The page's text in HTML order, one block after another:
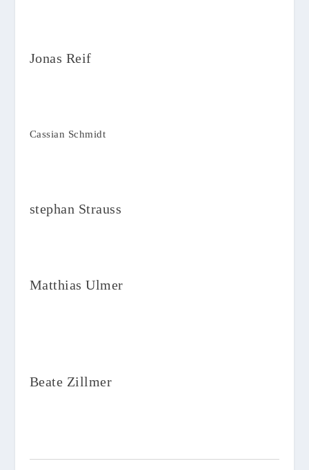
Jonas Reif
Cassian Schmidt
stephan Strauss
Matthias Ulmer
Beate Zillmer